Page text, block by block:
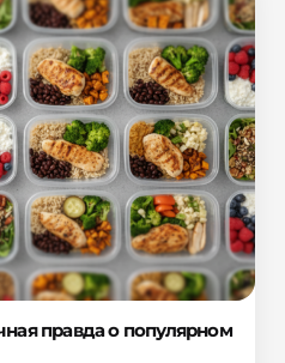
правда о популярном